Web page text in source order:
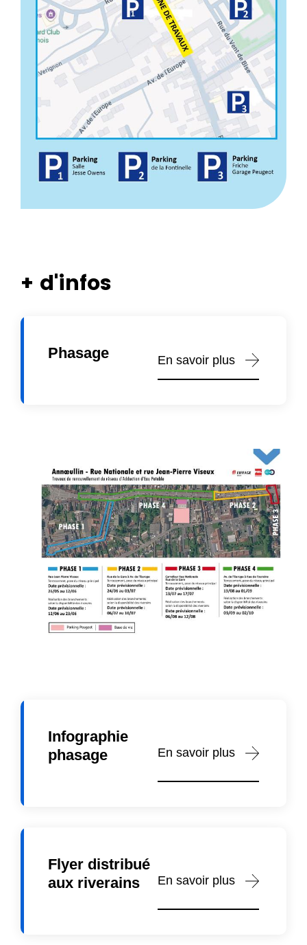
+ d'infos
Phasage En savoir plus
Infographie
phasage
En savoir plus
Flyer distribué
aux riverains
En savoir plus